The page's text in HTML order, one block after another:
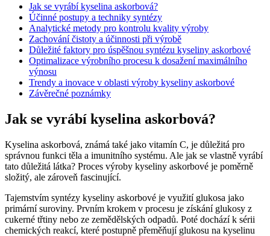
Jak se vyrábí kyselina askorbová?
Účinné postupy a techniky syntézy
Analytické metody pro kontrolu kvality výroby
Zachování čistoty a účinnosti při výrobě
Důležité faktory pro úspěšnou syntézu kyseliny askorbové
Optimalizace výrobního procesu k dosažení maximálního
výnosu
Trendy a inovace v oblasti výroby kyseliny askorbové
Závěrečné poznámky
Jak se vyrábí kyselina askorbová?
Kyselina askorbová, známá také jako vitamín C, je důležitá pro
správnou funkci těla a imunitního systému. Ale jak se vlastně vyrábí
tato důležitá látka? Proces výroby kyseliny askorbové je poměrně
složitý, ale zároveň fascinující.
Tajemstvím syntézy kyseliny askorbové je využití glukosa jako
primární suroviny. Prvním krokem v procesu je získání glukosy z
cukerné třtiny nebo ze zemědělských odpadů. Poté dochází k sérii
chemických reakcí, které postupně přeměňují glukosu na kyselinu